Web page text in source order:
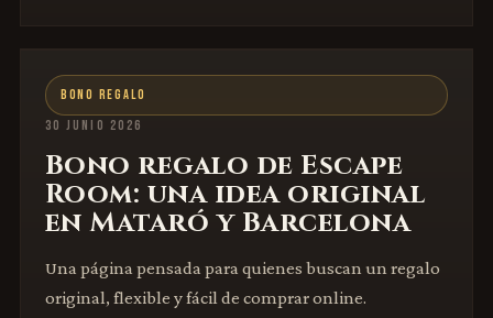
BONO REGALO
30 JUNIO 2026
Bono regalo de Escape
Room: una idea original
en Mataró y Barcelona
Una página pensada para quienes buscan un regalo
original, flexible y fácil de comprar online.